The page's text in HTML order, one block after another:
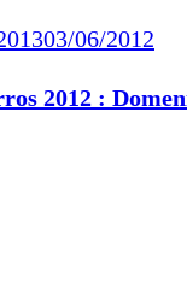
03/06/2012
2012 :